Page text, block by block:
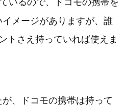
いるので、ドコモの携帯を
メージがありますが、誰
トさえ持っていれば使えま
、ドコモの携帯は持って